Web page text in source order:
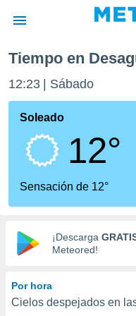
de
ha sido
calidad.
a este
las
y
basada
Tiempo en
12:23 Sábado
Soleado
12°
Sensación de 12°
¡Descarga
Meteored!
Por hora
Cielos despejados en